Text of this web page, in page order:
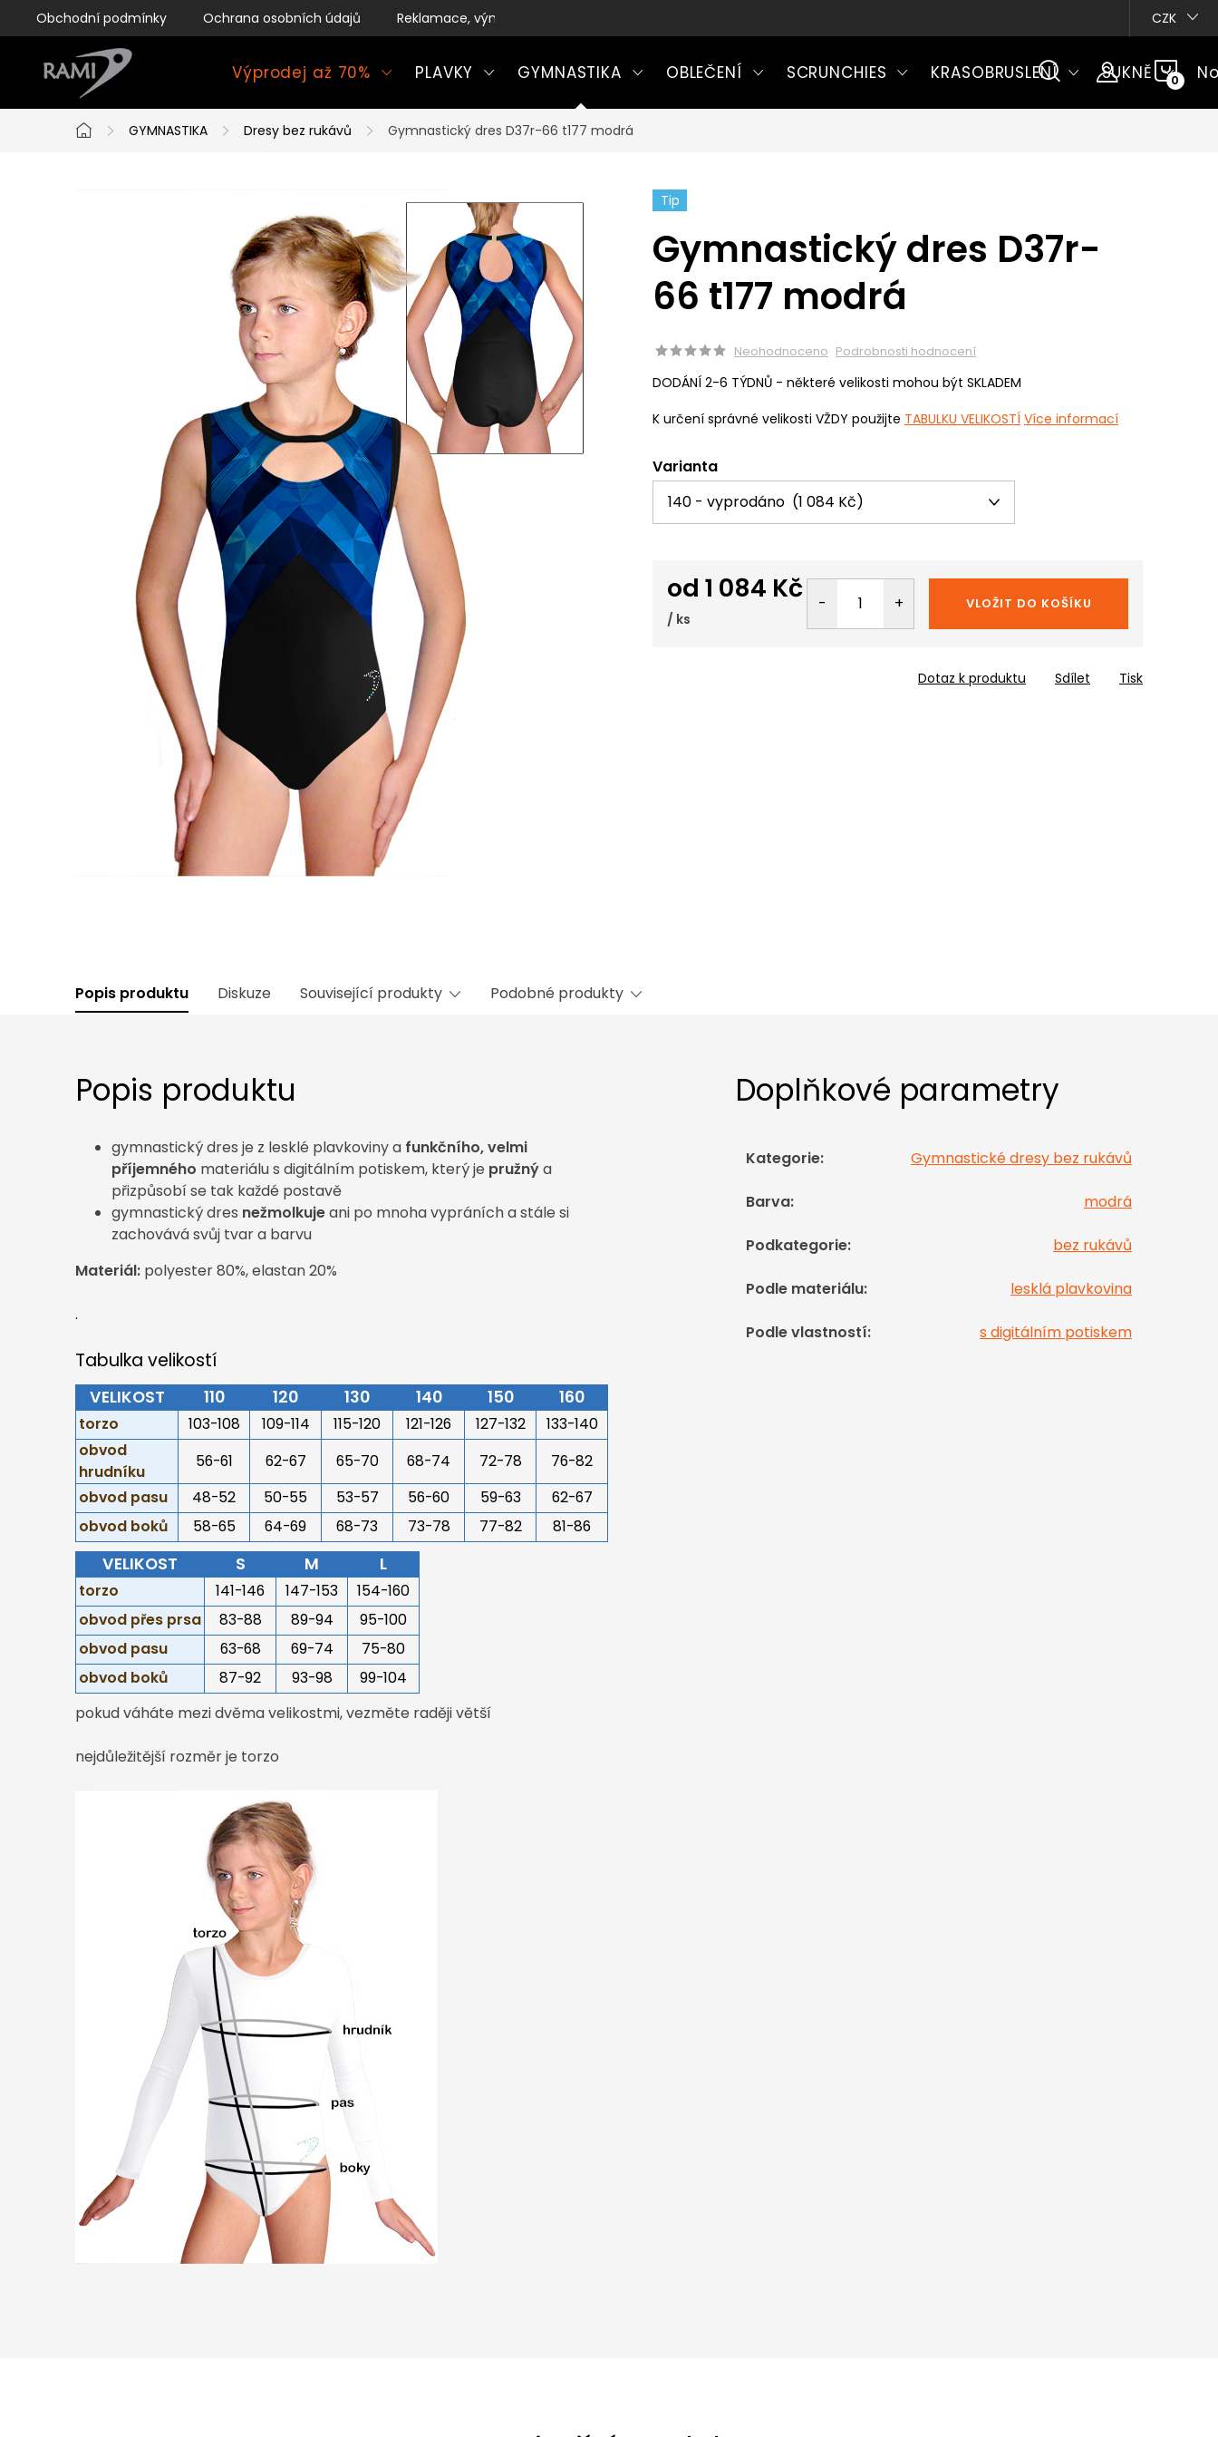
na
Obchodní podmínky Ochrana osobních údajů Reklamace, výměny a vrácení zboží CZK
Výprodej až 70% PLAVKY GYMNASTIKA OBLEČENÍ SCRUNCHIES KRASOBRUSLENÍ SUKNĚ
Domů
GYMNASTIKA Dresy bez rukávů Gymnastický dres D37r-66 t177 modrá
Tip
Gymnastický dres D37r-
66 t177 modrá
Neohodnoceno Podrobnosti hodnocení
DODÁNÍ 2-6 TÝDNŮ - některé velikosti mohou být SKLADEM
K určení správné velikosti VŽDY použijte TABULKU VELIKOSTÍ Více informací
Varianta
od 1 084 Kč
/ ks
VLOŽIT DO KOŠÍKU
Tisk
Dotaz k produktu Sdílet
Popis produktu Diskuze Související produkty Podobné produkty
Popis produktu
gymnastický dres je z lesklé plavkoviny a funkčního, velmi
příjemného materiálu s digitálním potiskem, který je pružnýa
přizpůsobí se tak každé postavě
gymnastický dres nežmolkujeani po mnoha vypráních a stále si
zachovává svůj tvar a barvu
Materiál: polyester 80%, elastan 20%
.
Tabulka velikostí
VELIKOST 110 120 130 140 150 160
torzo 103-108 109-114 115-120 121-126 127-132
133-140
obvod
hrudníku
56-61 62-67 65-70 68-74 72-78
76-82
obvod pasu
48-52 50-55 53-57 56-60 59-63
62-67
obvod boků
58-65 64-69 68-73 73-78 77-82 81-86
VELIKOST S M L
torzo 141-146 147-153
154-160
obvod přes prsa
83-88 89-94
95-100
obvod pasu
63-68 69-74
75-80
obvod boků
87-92 93-98
99-104
pokud váháte mezi dvěma velikostmi, vezměte raději větší
nejdůležitější rozměr je torzo
Doplňkové parametry
Kategorie: Gymnastické dresy bez rukávů
Barva: modrá
Podkategorie: bez rukávů
Podle materiálu: lesklá plavkovina
Podle vlastností: s digitálním potiskem